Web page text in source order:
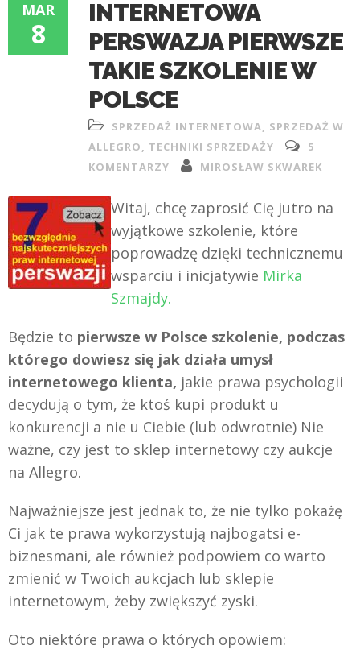
MAR
8
INTERNETOWA
PERSWAZJA PIERWSZE
TAKIE SZKOLENIE W
POLSCE
SPRZEDAŻ INTERNETOWA, SPRZEDAŻ W
ALLEGRO, TECHNIKI SPRZEDAŻY
5
KOMENTARZY
MIROSŁAW SKWAREK
Witaj, chcę zaprosić Cię jutro na
wyjątkowe szkolenie, które
poprowadzę dzięki technicznemu
wsparciu i inicjatywie Mirka
Szmajdy.
Będzie to pierwsze w Polsce szkolenie, podczas
którego dowiesz się jak działa umysł
internetowego klienta, jakie prawa psychologii
decydują o tym, że ktoś kupi produkt u
konkurencji a nie u Ciebie (lub odwrotnie) Nie
ważne, czy jest to sklep internetowy czy aukcje
na Allegro.
Najważniejsze jest jednak to, że nie tylko pokażę
Ci jak te prawa wykorzystują najbogatsi e-
biznesmani, ale również podpowiem co warto
zmienić w Twoich aukcjach lub sklepie
internetowym, żeby zwiększyć zyski.
Oto niektóre prawa o których opowiem: